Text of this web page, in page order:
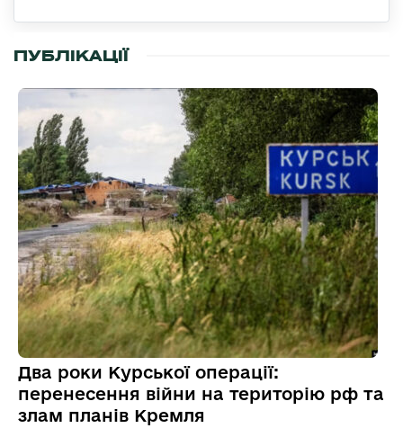
ПУБЛІКАЦІЇ
Два роки Курської операції:
перенесення війни на територію рф та
злам планів Кремля